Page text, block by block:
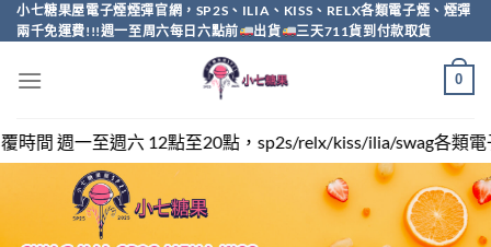
Skip
to
小七糖果屋電子煙煙彈官網，SP2S、ILIA、KISS、RELX各類電子煙、煙彈
兩千免運費!!!週一至周六每日六點前
出貨 三天711貨到付款取貨
0
20點，sp2s/relx/kiss/ilia/swag各類電子煙煙彈買越多越便宜